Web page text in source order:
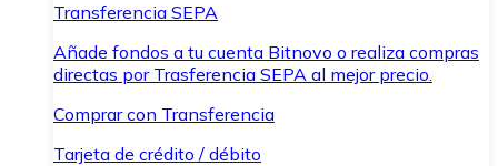
Transferencia SEPA
Añade fondos a tu cuenta Bitnovo o realiza compras
directas por Trasferencia SEPA al mejor precio.
Comprar con Transferencia
Tarjeta de crédito / débito